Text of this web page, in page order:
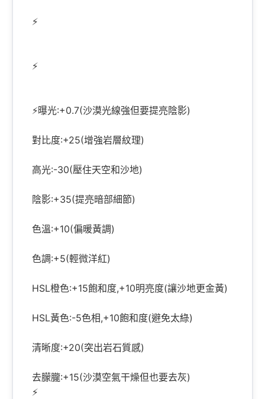
⚡
⚡
⚡曝光:+0.7(沙漠光線強但要提亮陰影)
對比度:+25(增強岩層紋理)
高光:-30(壓住天空和沙地)
陰影:+35(提亮暗部細節)
色溫:+10(偏暖黃調)
色調:+5(輕微洋紅)
HSL橙色:+15飽和度,+10明亮度(讓沙地更金黃)
HSL黃色:-5色相,+10飽和度(避免太綠)
清晰度:+20(突出岩石質感)
去朦朧:+15(沙漠空氣干燥但也要去灰)
⚡